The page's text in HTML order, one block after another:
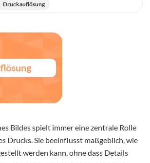
Druckauflösung
Bildes spielt immer eine zentrale Rolle
Drucks. Sie beeinflusst maßgeblich, wie
werden kann, ohne dass Details